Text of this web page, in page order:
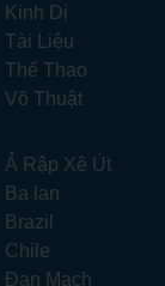
Kinh Dị
Tài Liệu
Thể Thao
Võ Thuật
Ả Rập Xê Út
Ba lan
Brazil
Chile
Đan Mạch